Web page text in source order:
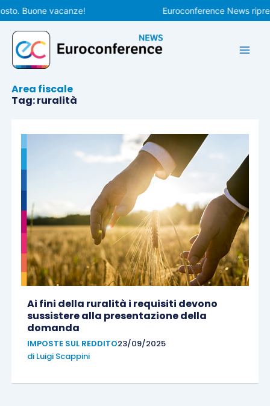
Vai
al
contenuto
Buone vacanze! Euroconference News
Area fiscale
Tag: ruralità
Ai fini della ruralità i requisiti devono
sussistere alla presentazione della
domanda
IMPOSTE SUL REDDITO23/09/2025
di Luigi Scappini